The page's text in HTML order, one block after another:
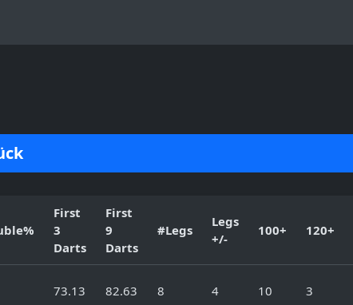
First
3
Darts
First
9
Darts
#Legs
Legs
+/-
100+ 120+
73.13 82.63 8 4 10 3